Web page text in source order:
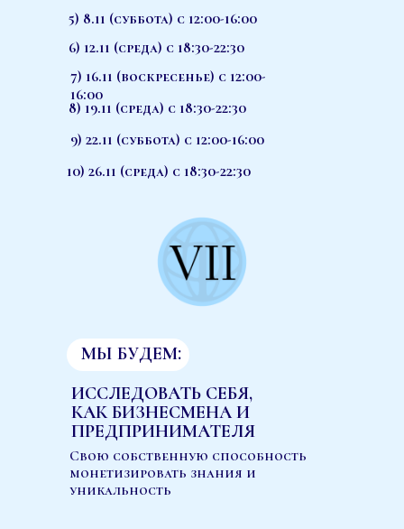
ИССЛЕДОВАТЬ СЕБЯ,
КАК БИЗНЕСМЕНА И
ПРЕДПРИНИМАТЕЛЯ
Свою собственную способность
монетизировать знания и
уникальность
5) 8.11 (суббота) с 12:00-16:00
7) 16.11 (воскресенье) с 12:00-
16:00
9) 22.11 (суббота) с 12:00-16:00
6) 12.11 (среда) с 18:30-22:30
8) 19.11 (среда) с 18:30-22:30
10) 26.11 (среда) с 18:30-22:30
МЫ БУДЕМ: